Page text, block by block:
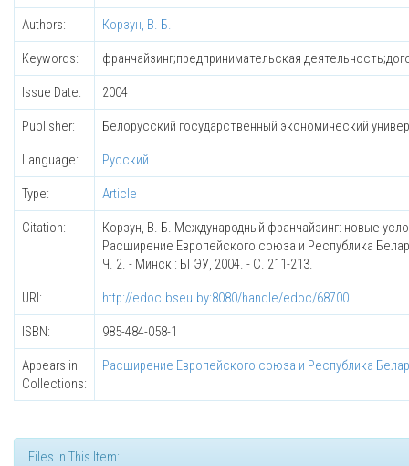
Authors: Корзун, В. Б.
Keywords: франчайзинг;предпринимательская
Issue Date: 2004
Publisher: Белорусский государственный экономический
Language: Русский
Type: Article
Citation:
Корзун, В. Б. Международный франчайзинг: новые
Расширение Европейского союза и Республика
Ч. 2. - Минск : БГЭУ, 2004. - С. 211-213.
URI: http://edoc.bseu.by:8080/handle/edoc/68700
ISBN: 985-484-058-1
Appears in
Collections:
Расширение Европейского союза и Республика
Files in This Item: